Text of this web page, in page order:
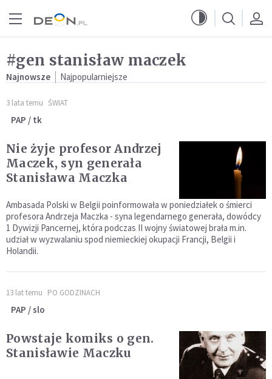
#gen stanisław maczek
Najnowsze Najpopularniejsze
3 lata temu ŚWIAT
PAP / tk
Nie żyje profesor Andrzej
Maczek, syn generała
Stanisława Maczka
Ambasada Polski w Belgii poinformowała w poniedziałek o śmierci
profesora Andrzeja Maczka - syna legendarnego generała, dowódcy
1 Dywizji Pancernej, która podczas II wojny światowej brała m.in.
udział w wyzwalaniu spod niemieckiej okupacji Francji, Belgii i
Holandii.
13 lat temu PO GODZINACH
PAP / slo
Powstaje komiks o gen.
Stanisławie Maczku